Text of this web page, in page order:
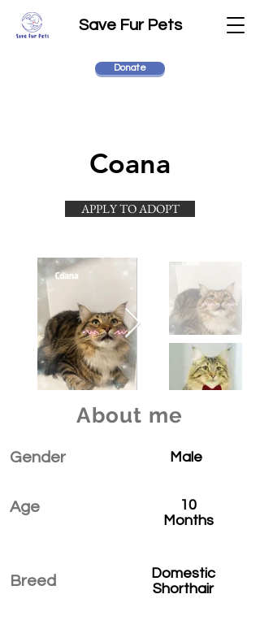
Save Fur Pets
Donate
Coana
APPLY TO ADOPT
About me
Gender
Age
Breed
Male
10
Months
Domestic
Shorthair